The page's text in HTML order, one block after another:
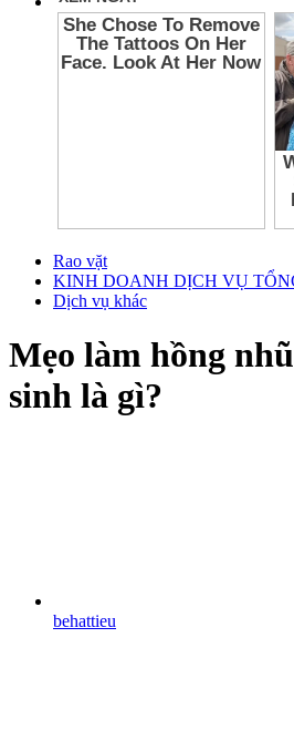
Rao vặt
KINH DOANH DỊCH VỤ
Dịch vụ khác
Mẹo làm hồng
sinh là gì?
behattieu